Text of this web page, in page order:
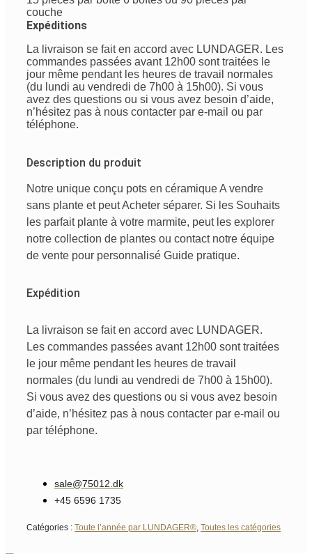
couche
Expéditions
La livraison se fait en accord avec LUNDAGER. Les
commandes passées avant 12h00 sont traitées le
jour même pendant les heures de travail normales
(du lundi au vendredi de 7h00 à 15h00). Si vous
avez des questions ou si vous avez besoin d’aide,
n’hésitez pas à nous contacter par e-mail ou par
téléphone.
Description du produit
Notre unique conçu pots en céramiqueA vendre
sans plante et peutAcheter séparer. Si les Souhaits
les parfait plante à votre marmite, peutles explorer
notre collection de plantes ou contact notre équipe
de vente pour personnalisé Guide pratique.
Expédition
La livraison se fait en accord avec LUNDAGER.
Les commandes passées avant 12h00 sont traitées
le jour même pendant les heures de travail
normales (du lundi au vendredi de 7h00 à 15h00).
Si vous avez des questions ou si vous avez besoin
d’aide, n’hésitez pas à nous contacter par e-mail ou
par téléphone.
sale@75012.dk
+45 6596 1735
Catégories : Toute l’année par LUNDAGER® Toutes les catégories